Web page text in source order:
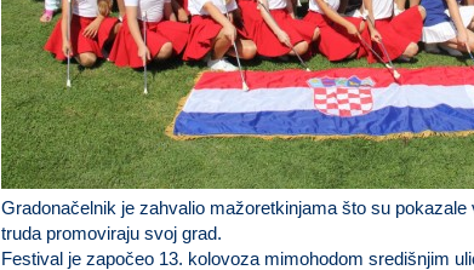
Gradonačelnik je zahvalio mažoretkinjama što su
truda promoviraju svoj grad.
Festival je započeo 13. kolovoza mimohodom središnjim